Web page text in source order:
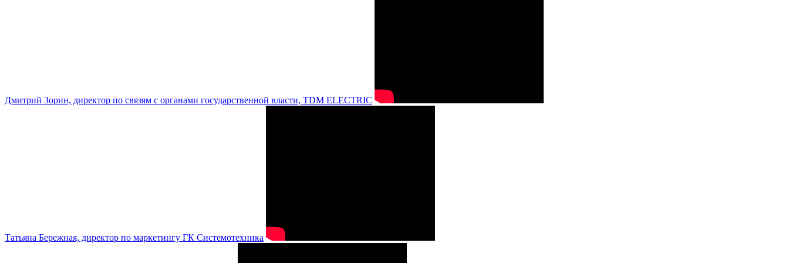
Дмитрий Зорин, директор по связям с органами государственной власти, TDM ELECTRIC
Татьяна Бережная, директор по маркетингу ГК Системотехника